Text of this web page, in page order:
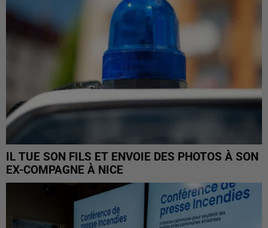
IL TUE SON FILS ET ENVOIE DES PHOTOS À SON
EX-COMPAGNE À NICE